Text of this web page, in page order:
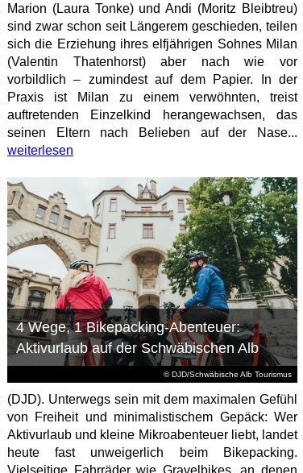
Marion (Laura Tonke) und Andi (Moritz Bleibtreu)
sind zwar schon seit Längerem geschieden, teilen
sich die Erziehung ihres elfjährigen Sohnes Milan
(Valentin Thatenhorst) aber nach wie vor
vorbildlich – zumindest auf dem Papier. In der
Praxis ist Milan zu einem verwöhnten, treist
auftretenden Einzelkind herangewachsen, das
seinen Eltern nach Belieben auf der Nase...
weiterlesen
© DJD/Schwäbische Alb Tourismus
4 Wege, 1 Bikepacking-Abenteuer:
Aktivurlaub auf der Schwäbischen Alb
(DJD). Unterwegs sein mit dem maximalen Gefühl
von Freiheit und minimalistischem Gepäck: Wer
Aktivurlaub und kleine Mikroabenteuer liebt, landet
heute fast unweigerlich beim Bikepacking.
Vielseitige Fahrräder wie Gravelbikes, an denen